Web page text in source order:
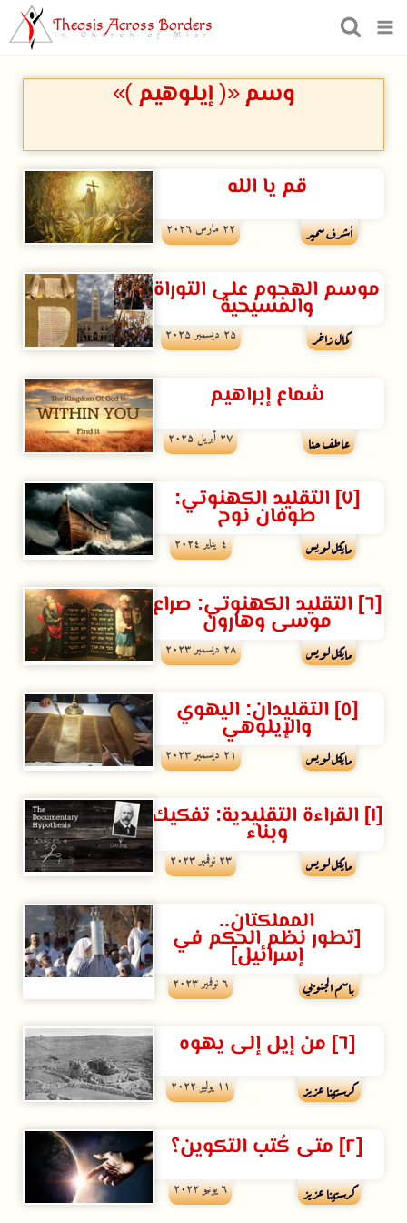
Theosis Across Borders
in Church of Misr
وسم «( إيلوهيم )»
قم يا الله
أشرف سمير ۲۲ مارس ۲۰۲٦
موسم الهجوم على التوراة
والمسيحية
كمال زاخر ۲۵ ديسمبر ۲۰۲۵
شماع إبراهيم
عاطف حنا ۲۷ أبريل ۲۰۲۵
[٧] التقليد الكهنوتي:
طوفان نوح
مايكل لويس ٤ يناير ۲۰۲٤
[٦] التقليد الكهنوتي: صراع
موسى وهارون
مايكل لويس ۲۸ ديسمبر ۲۰۲۳
[٥] التقليدان: اليهوي
والإيلوهي
مايكل لويس ۲۱ ديسمبر ۲۰۲۳
[١] القراءة التقليدية: تفكيك
وبناء
مايكل لويس ۲۳ نوفمبر ۲۰۲۳
المملكتان..
[تطور نظم الحكم في
إسرائيل]
باسم الجنوبي ٦ نوفمبر ۲۰۲۳
[٦] من إيل إلى يهوه
كرستينا عزيز ۱۱ يوليو ۲۰۲۲
[٢] متى كُتب التكوين؟
كرستينا عزيز ٦ يونيو ۲۰۲۲